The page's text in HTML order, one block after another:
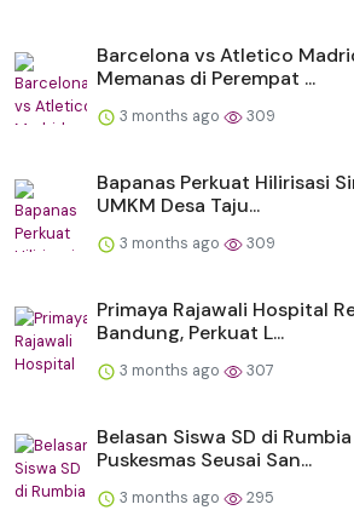
Barcelona vs Atletico
Memanas di Perempat ...
3 months ago 309
Bapanas Perkuat Hilirisasi
UMKM Desa Taju...
3 months ago 309
Primaya Rajawali Hospital
Bandung, Perkuat L...
3 months ago 307
Belasan Siswa SD di
Puskesmas Seusai San...
3 months ago 295